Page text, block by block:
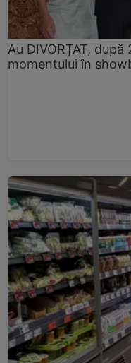
Au DIVORȚAT,
momentului în